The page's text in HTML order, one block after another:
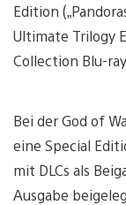
Edition
Ultimate Trilogy
Collection Blu-
Bei der God of
eine Special
mit DLCs als
Ausgabe